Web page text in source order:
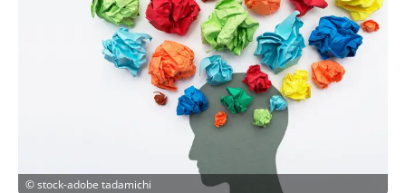
©stock-adobe tadamichi